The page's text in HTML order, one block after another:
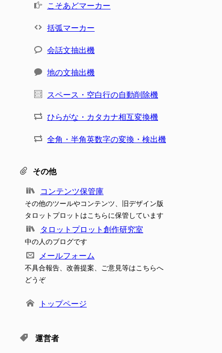
こそあどマーカー
括弧マーカー
会話文抽出機
地の文抽出機
スペース・空白行の自動削除機
ひらがな・カタカナ相互変換機
全角・半角英数字の変換・検出機
その他
コンテンツ保管庫
その他のツールやコンテンツ、旧デザイン版
タロットプロットはこちらに保管しています
タロットプロット創作研究室
中の人のブログです
メールフォーム
不具合報告、改善提案、ご意見等はこちらへ
どうぞ
トップページ
運営者